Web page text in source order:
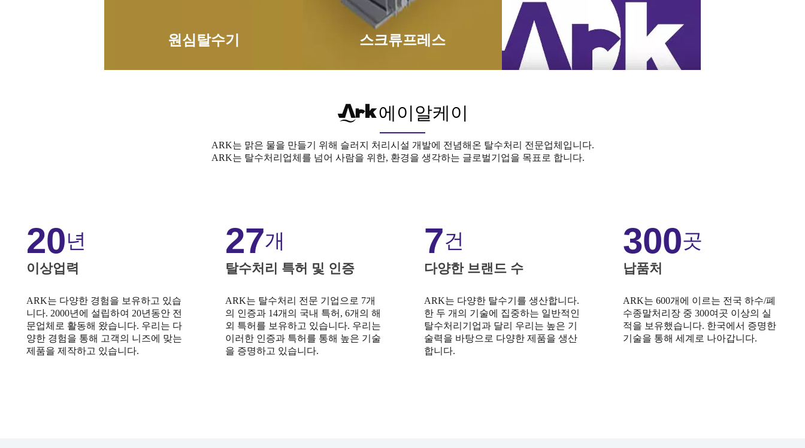
원심탈수기 스크류프레스
에이알케이
ARK는 맑은 물을 만들기 위해 슬러지 처리시설 개발에 전념해온 탈수처리 전문업체입니다.
ARK는 탈수처리업체를 넘어 사람을 위한, 환경을 생각하는 글로벌기업을 목표로 합니다.
20년
이상업력
ARK는 다양한 경험을 보유하고 있습
니다. 2000년에 설립하여 20년동안 전
문업체로 활동해 왔습니다. 우리는 다
양한 경험을 통해 고객의 니즈에 맞는
제품을 제작하고 있습니다.
27개
탈수처리 특허 및 인증
ARK는 탈수처리 전문 기업으로 7개
의 인증과 14개의 국내 특허, 6개의 해
외 특허를 보유하고 있습니다. 우리는
이러한 인증과 특허를 통해 높은 기술
을 증명하고 있습니다.
7건
다양한 브랜드 수
ARK는 다양한 탈수기를 생산합니다.
한 두 개의 기술에 집중하는 일반적인
탈수처리기업과 달리 우리는 높은 기
술력을 바탕으로 다양한 제품을 생산
합니다.
300곳
납품처
ARK는 600개에 이르는 전국 하수/폐
수종말처리장 중 300여곳 이상의 실
적을 보유했습니다. 한국에서 증명한
기술을 통해 세계로 나아갑니다.